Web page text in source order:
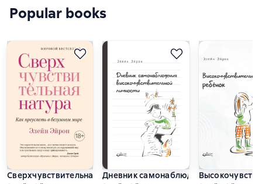
Popular books
Сверхчувствительная натура. Как преуспеть в безумном
Дневник самонаблюдения